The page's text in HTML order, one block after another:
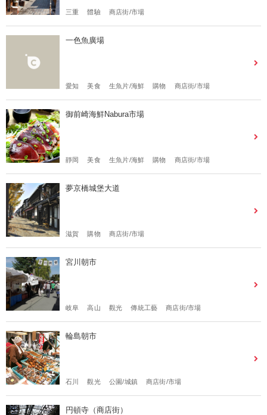
三重 體驗 商店街/市場
一色魚廣場
愛知 美食 生魚片/海鮮 購物 商店街/市場
御前崎海鮮Nabura市場
靜岡 美食 生魚片/海鮮 購物 商店街/市場
夢京橋城堡大道
滋賀 購物 商店街/市場
宮川朝市
岐阜 高山 觀光 傳統工藝 商店街/市場
輪島朝市
石川 觀光 公園/城鎮 商店街/市場
円頓寺（商店街）